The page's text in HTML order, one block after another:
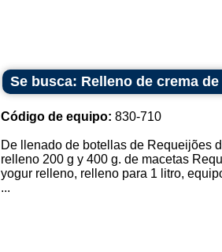
Se busca: Relleno de crema
Código de equipo: 830-710
De llenado de botellas de Requeijões
relleno 200 g y 400 g. de macetas
yogur relleno, relleno para 1 litro,
...